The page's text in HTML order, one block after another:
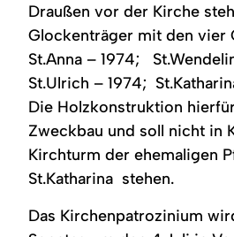
Draußen vor der Kirche
Glockenträger mit den vier
St.Anna – 1974;
St.Ulrich – 1974;
Die Holzkonstruktion
Zweckbau und soll nicht in
Kirchturm der ehemaligen
St.Katharina stehen.
Das Kirchenpatrozinium